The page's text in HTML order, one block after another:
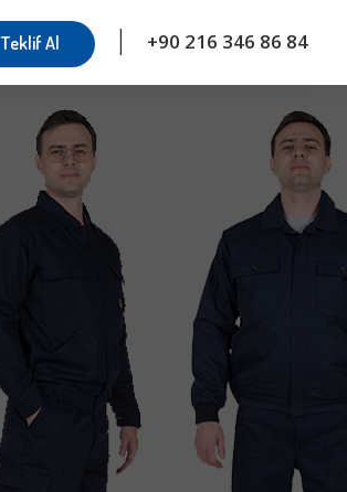
Teklif Al | +90 216 346 86 84